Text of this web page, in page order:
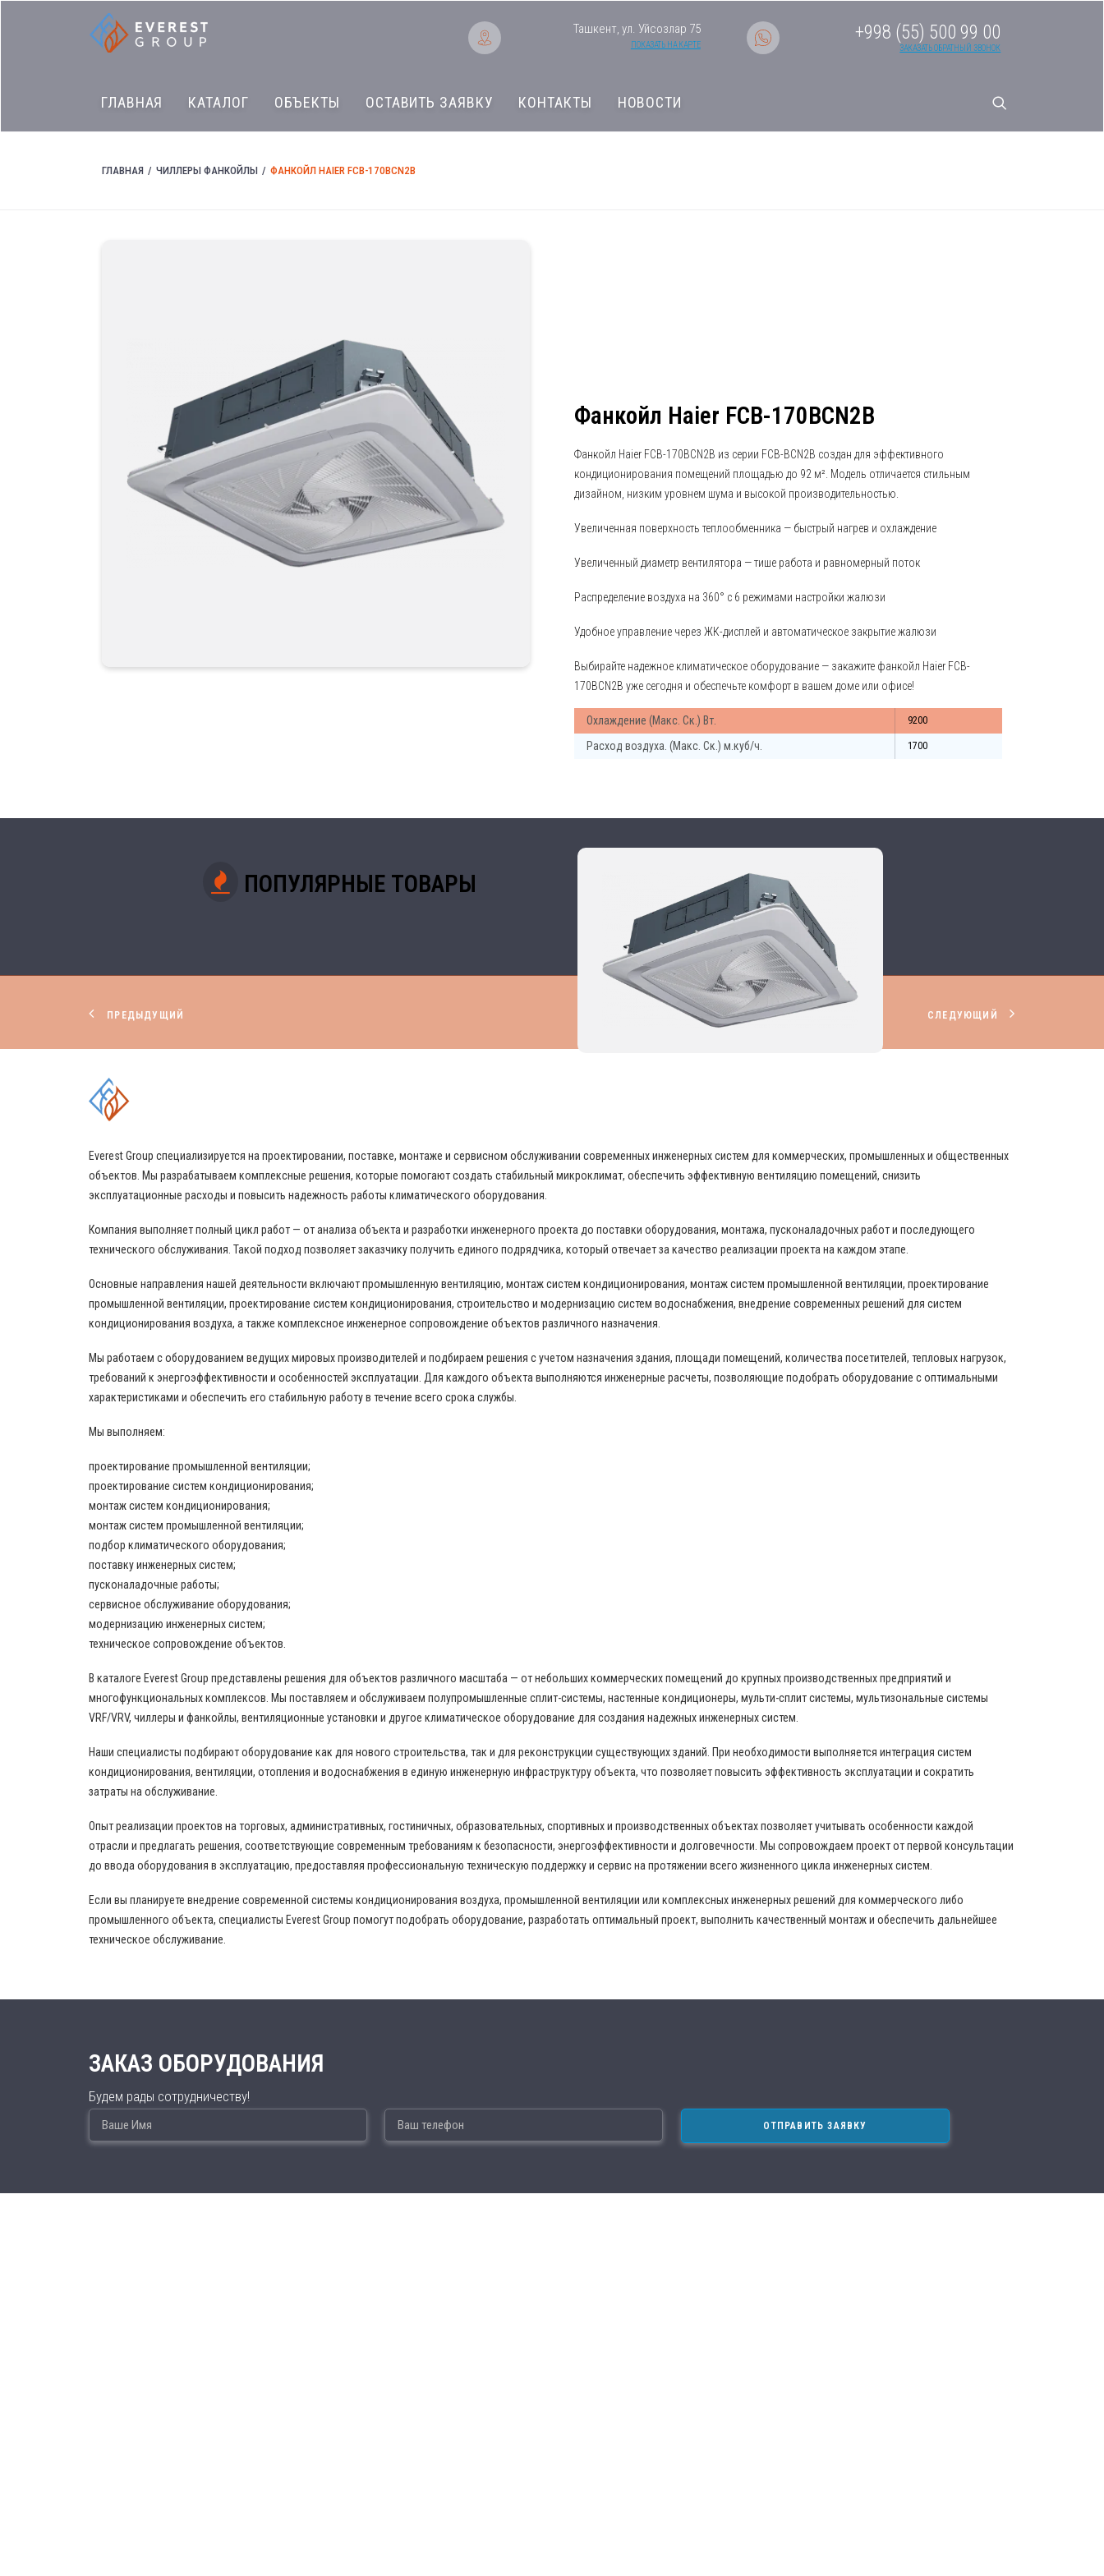
Ташкент, ул. Уйсозлар 75
ПОКАЗАТЬ НА КАРТЕ
+998 (55) 500 99 00
ЗАКАЗАТЬ ОБРАТНЫЙ ЗВОНОК
ГЛАВНАЯ КАТАЛОГ ОБЪЕКТЫ ОСТАВИТЬ ЗАЯВКУ КОНТАКТЫ НОВОСТИ
ГЛАВНАЯ ЧИЛЛЕРЫ ФАНКОЙЛЫ ФАНКОЙЛ HAIER FCB-170BCN2B
Фанкойл Haier FCB-170BCN2B
Фанкойл Haier FCB-170BCN2B из серии FCB-BCN2B создан для эффективного
кондиционирования помещений площадью до 92 м². Модель отличается стильным
дизайном, низким уровнем шума и высокой производительностью.
Увеличенная поверхность теплообменника — быстрый нагрев и охлаждение
Увеличенный диаметр вентилятора — тише работа и равномерный поток
Распределение воздуха на 360° с 6 режимами настройки жалюзи
Удобное управление через ЖК-дисплей и автоматическое закрытие жалюзи
Выбирайте надежное климатическое оборудование — закажите фанкойл Haier FCB-
170BCN2B уже сегодня и обеспечьте комфорт в вашем доме или офисе!
Охлаждение (Макс. Ск.) Вт. 9200
Расход воздуха. (Макс. Ск.) м.куб/ч. 1700
ПОПУЛЯРНЫЕ ТОВАРЫ
ПРЕДЫДУЩИЙ СЛЕДУЮЩИЙ
Everest Group специализируется на проектировании, поставке, монтаже и сервисном обслуживании современных инженерных систем для коммерческих, промышленных и общественных
объектов. Мы разрабатываем комплексные решения, которые помогают создать стабильный микроклимат, обеспечить эффективную вентиляцию помещений, снизить
эксплуатационные расходы и повысить надежность работы климатического оборудования.
Компания выполняет полный цикл работ — от анализа объекта и разработки инженерного проекта до поставки оборудования, монтажа, пусконаладочных работ и последующего
технического обслуживания. Такой подход позволяет заказчику получить единого подрядчика, который отвечает за качество реализации проекта на каждом этапе.
Основные направления нашей деятельности включают промышленную вентиляцию, монтаж систем кондиционирования, монтаж систем промышленной вентиляции, проектирование
промышленной вентиляции, проектирование систем кондиционирования, строительство и модернизацию систем водоснабжения, внедрение современных решений для систем
кондиционирования воздуха, а также комплексное инженерное сопровождение объектов различного назначения.
Мы работаем с оборудованием ведущих мировых производителей и подбираем решения с учетом назначения здания, площади помещений, количества посетителей, тепловых нагрузок,
требований к энергоэффективности и особенностей эксплуатации. Для каждого объекта выполняются инженерные расчеты, позволяющие подобрать оборудование с оптимальными
характеристиками и обеспечить его стабильную работу в течение всего срока службы.
Мы выполняем:
проектирование промышленной вентиляции;
проектирование систем кондиционирования;
монтаж систем кондиционирования;
монтаж систем промышленной вентиляции;
подбор климатического оборудования;
поставку инженерных систем;
пусконаладочные работы;
сервисное обслуживание оборудования;
модернизацию инженерных систем;
техническое сопровождение объектов.
В каталоге Everest Group представлены решения для объектов различного масштаба — от небольших коммерческих помещений до крупных производственных предприятий и
многофункциональных комплексов. Мы поставляем и обслуживаем полупромышленные сплит-системы, настенные кондиционеры, мульти-сплит системы, мультизональные системы
VRF/VRV, чиллеры и фанкойлы, вентиляционные установки и другое климатическое оборудование для создания надежных инженерных систем.
Наши специалисты подбирают оборудование как для нового строительства, так и для реконструкции существующих зданий. При необходимости выполняется интеграция систем
кондиционирования, вентиляции, отопления и водоснабжения в единую инженерную инфраструктуру объекта, что позволяет повысить эффективность эксплуатации и сократить
затраты на обслуживание.
Опыт реализации проектов на торговых, административных, гостиничных, образовательных, спортивных и производственных объектах позволяет учитывать особенности каждой
отрасли и предлагать решения, соответствующие современным требованиям к безопасности, энергоэффективности и долговечности. Мы сопровождаем проект от первой консультации
до ввода оборудования в эксплуатацию, предоставляя профессиональную техническую поддержку и сервис на протяжении всего жизненного цикла инженерных систем.
Если вы планируете внедрение современной системы кондиционирования воздуха, промышленной вентиляции или комплексных инженерных решений для коммерческого либо
промышленного объекта, специалисты Everest Group помогут подобрать оборудование, разработать оптимальный проект, выполнить качественный монтаж и обеспечить дальнейшее
техническое обслуживание.
ЗАКАЗ ОБОРУДОВАНИЯ
Будем рады сотрудничеству!